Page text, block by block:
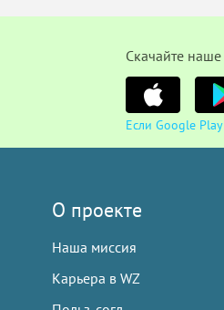
Cкачайте
Если Google
О проекте
Наша миссия
Карьера в WZ